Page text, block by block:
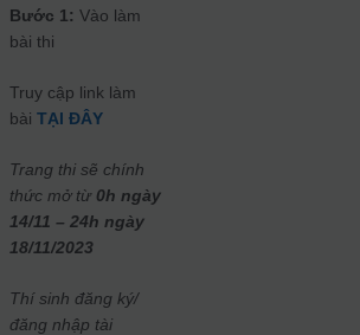
Bước 1:Vào làm
bài thi
Truy cập link làm
bàiTẠI ĐÂY
Trang thi sẽ chính
thức mở từ 0h ngày
14/11 – 24h ngày
18/11/2023
Thí sinh đăng ký/
đăng nhập tài